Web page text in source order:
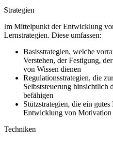
Strategien
Im Mittelpunkt der Entwicklung
Lernstrategien. Diese umfassen:
Basisstrategien, welche
Verstehen, der Festigung,
von Wissen dienen
Regulationsstrategien, die
Selbststeuerung hinsichtlich
befähigen
Stützstrategien, die ein
Entwicklung von Motivation
Techniken